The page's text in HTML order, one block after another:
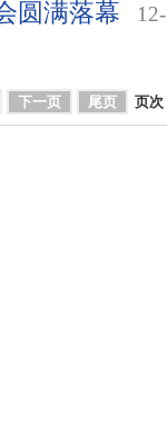
圆满落幕
下一页 尾页 页次